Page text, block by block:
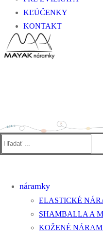
KĽÚČENKY
KONTAKT
Hľadať:
náramky
ELASTICKÉ
SHAMBALLA A
KOŽENÉ